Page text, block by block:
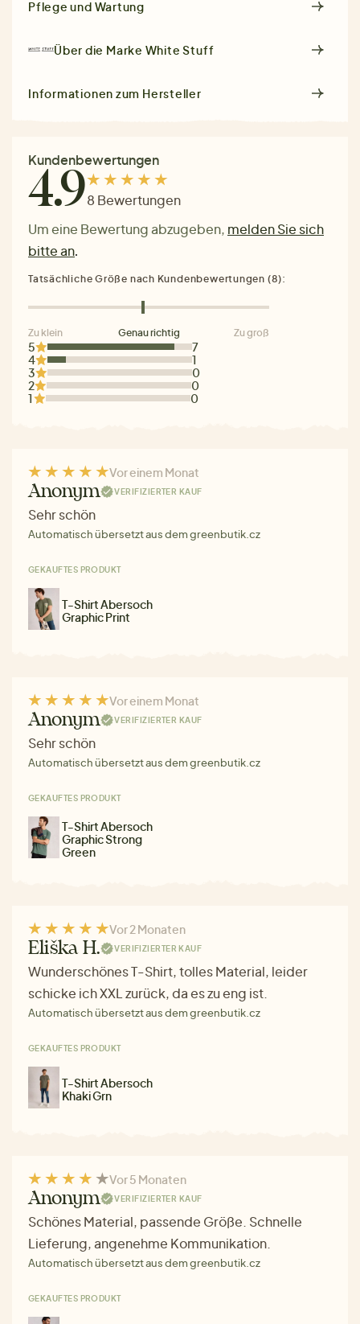
Pflege und Wartung
Über die Marke White Stuff
Informationen zum Hersteller
Kundenbewertungen
4.98 Bewertungen
Um eine Bewertung abzugeben, melden Sie sich
bitte an.
5
7
4
1
3
0
2
0
1
0
Tatsächliche Größe nach Kundenbewertungen (8):
Zu klein Genau richtig Zu groß
Vor einem Monat
Anonym VERIFIZIERTER KAUF
Sehr schön
Automatisch übersetzt aus dem greenbutik.cz
GEKAUFTES PRODUKT
T-Shirt Abersoch
Graphic Print
Vor einem Monat
Anonym VERIFIZIERTER KAUF
Sehr schön
Automatisch übersetzt aus dem greenbutik.cz
GEKAUFTES PRODUKT
T-Shirt Abersoch
Graphic Strong
Green
Vor 2 Monaten
Eliška H. VERIFIZIERTER KAUF
Wunderschönes T-Shirt, tolles Material, leider
schicke ich XXL zurück, da es zu eng ist.
Automatisch übersetzt aus dem greenbutik.cz
GEKAUFTES PRODUKT
T-Shirt Abersoch
Khaki Grn
Vor 5 Monaten
Anonym VERIFIZIERTER KAUF
Schönes Material, passende Größe. Schnelle
Lieferung, angenehme Kommunikation.
Automatisch übersetzt aus dem greenbutik.cz
GEKAUFTES PRODUKT